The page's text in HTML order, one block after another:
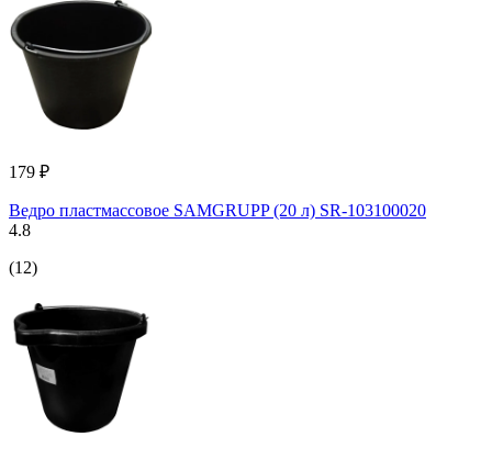
179 ₽
Ведро пластмассовое SAMGRUPP (20 л) SR-103100020
4.8
(12)